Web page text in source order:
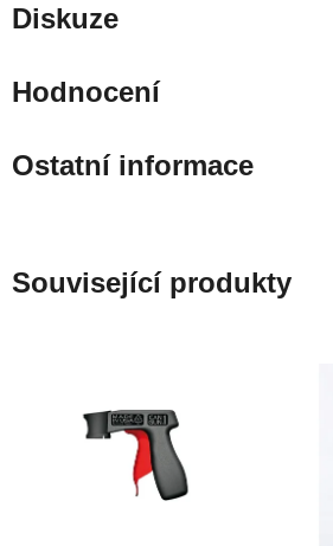
Diskuze
Hodnocení
Ostatní informace
Související produkty